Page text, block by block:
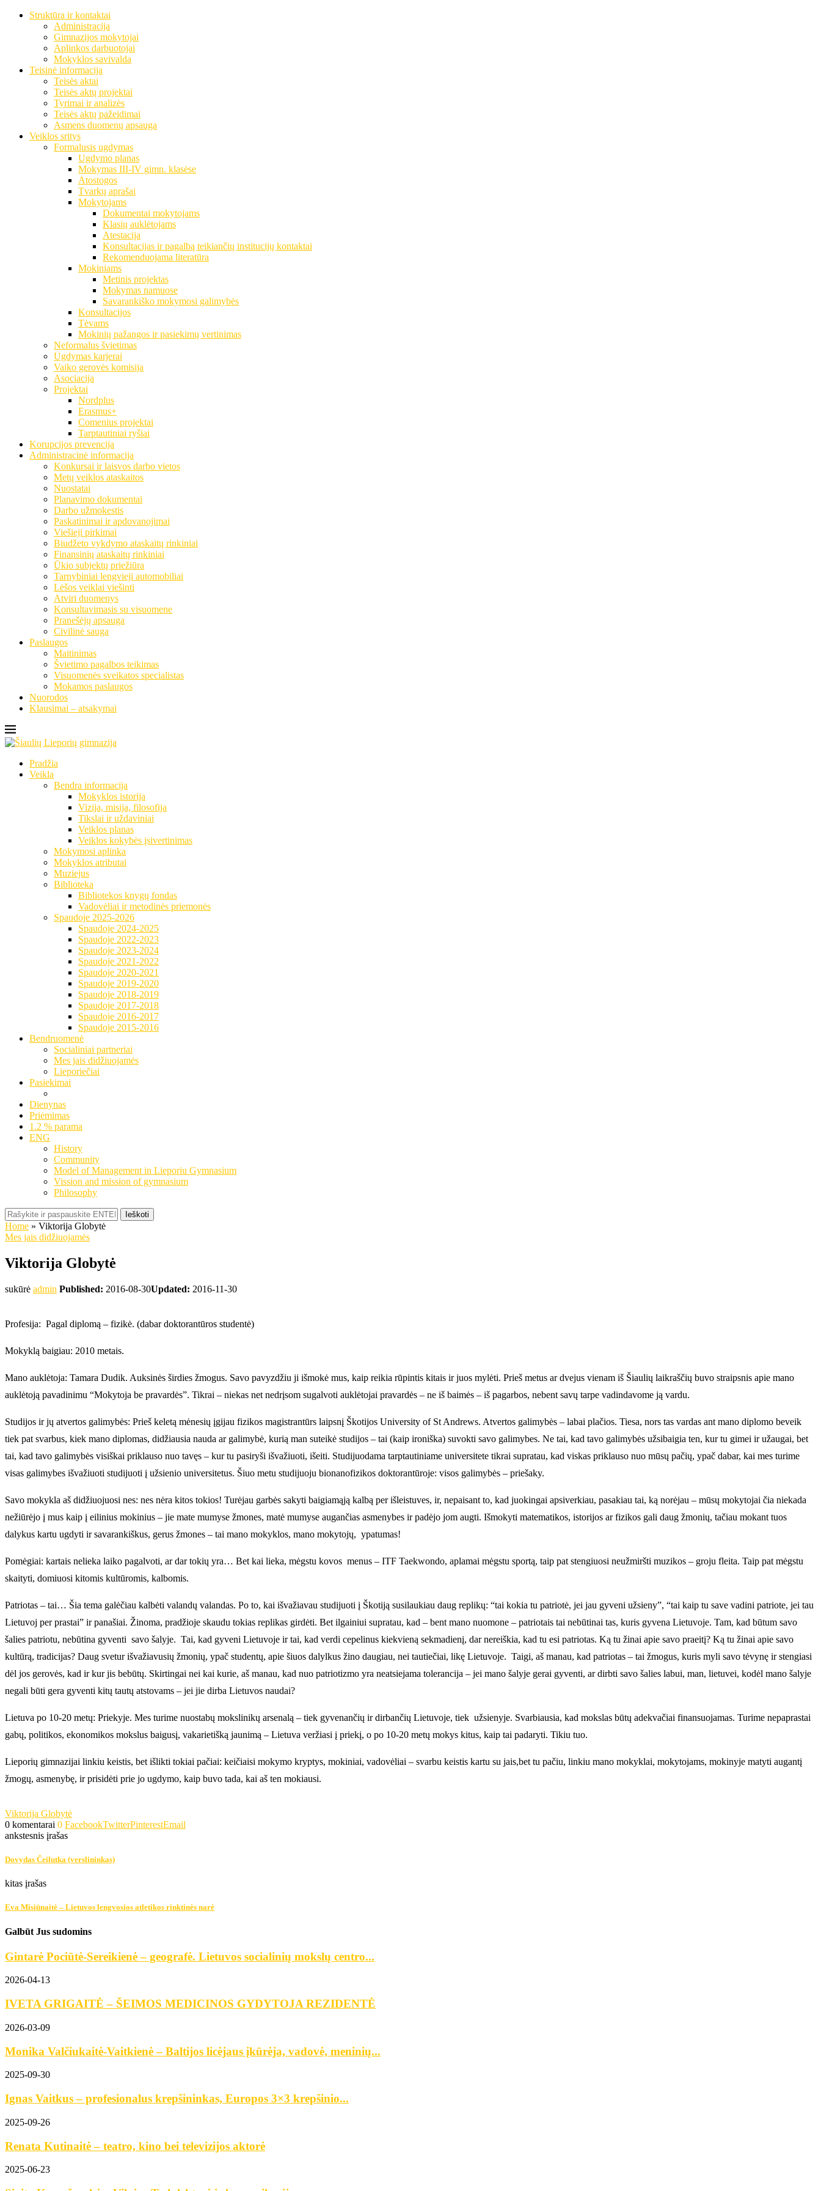
Struktūra ir kontaktai
Administracija
Gimnazijos mokytojai
Aplinkos darbuotojai
Mokyklos savivalda
Teisinė informacija
Teisės aktai
Teisės aktų projektai
Tyrimai ir analizės
Teisės aktų pažeidimai
Asmens duomenų apsauga
Veiklos sritys
Formalusis ugdymas
Ugdymo planas
Mokymas III-IV gimn. klasėse
Atostogos
Tvarkų aprašai
Mokytojams
Dokumentai mokytojams
Klasių auklėtojams
Atestacija
Konsultacijas ir pagalbą teikiančių institucijų kontaktai
Rekomenduojama literatūra
Mokiniams
Metinis projektas
Mokymas namuose
Savarankiško mokymosi galimybės
Konsultacijos
Tėvams
Mokinių pažangos ir pasiekimų vertinimas
Neformalus švietimas
Ugdymas karjerai
Vaiko gerovės komisija
Asociacija
Projektai
Nordplus
Erasmus+
Comenius projektai
Tarptautiniai ryšiai
Korupcijos prevencija
Administracinė informacija
Konkursai ir laisvos darbo vietos
Metų veiklos ataskaitos
Nuostatai
Planavimo dokumentai
Darbo užmokestis
Paskatinimai ir apdovanojimai
Viešieji pirkimai
Biudžeto vykdymo ataskaitų rinkiniai
Finansinių ataskaitų rinkiniai
Ūkio subjektų priežiūra
Tarnybiniai lengvieji automobiliai
Lėšos veiklai viešinti
Atviri duomenys
Konsultavimasis su visuomene
Pranešėjų apsauga
Civilinė sauga
Paslaugos
Maitinimas
Švietimo pagalbos teikimas
Visuomenės sveikatos specialistas
Mokamos paslaugos
Nuorodos
Klausimai – atsakymai
Pradžia
Veikla
Bendra informacija
Mokyklos istorija
Vizija, misija, filosofija
Tikslai ir uždaviniai
Veiklos planas
Veiklos kokybės įsivertinimas
Mokymosi aplinka
Mokyklos atributai
Muziejus
Biblioteka
Bibliotekos knygų fondas
Vadovėliai ir metodinės priemonės
Spaudoje 2025-2026
Spaudoje 2024-2025
Spaudoje 2022-2023
Spaudoje 2023-2024
Spaudoje 2021-2022
Spaudoje 2020-2021
Spaudoje 2019-2020
Spaudoje 2018-2019
Spaudoje 2017-2018
Spaudoje 2016-2017
Spaudoje 2015-2016
Bendruomenė
Socialiniai partneriai
Mes jais didžiuojamės
Lieporiečiai
Pasiekimai
Dienynas
Priėmimas
1.2 % parama
ENG
History
Community
Model of Management in Lieporiu Gymnasium
Vission and mission of gymnasium
Philosophy
Ieškoti
Home » Viktorija Globytė
Mes jais didžiuojamės
Viktorija Globytė
sukūrė admin Published: 2016-08-30Updated: 2016-11-30
Profesija: Pagal diplomą – fizikė. (dabar doktorantūros studentė)
Mokyklą baigiau: 2010 metais.
Mano auklėtoja: Tamara Dudik. Auksinės širdies žmogus. Savo pavyzdžiu ji išmokė mus, kaip reikia rūpintis kitais ir juos mylėti. Prieš metus ar dvejus vienam iš Šiaulių laikraščių buvo straipsnis apie mano
auklėtoją pavadinimu “Mokytoja be pravardės”. Tikrai – niekas net nedrįsom sugalvoti auklėtojai pravardės – ne iš baimės – iš pagarbos, nebent savų tarpe vadindavome ją vardu.
Studijos ir jų atvertos galimybės: Prieš keletą mėnesių įgijau fizikos magistrantūrs laipsnį Škotijos University of St Andrews. Atvertos galimybės – labai plačios. Tiesa, nors tas vardas ant mano diplomo beveik
tiek pat svarbus, kiek mano diplomas, didžiausia nauda ar galimybė, kurią man suteikė studijos – tai (kaip ironiška) suvokti savo galimybes. Ne tai, kad tavo galimybės užsibaigia ten, kur tu gimei ir užaugai, bet
tai, kad tavo galimybės visiškai priklauso nuo tavęs – kur tu pasiryši išvažiuoti, išeiti. Studijuodama tarptautiniame universitete tikrai supratau, kad viskas priklauso nuo mūsų pačių, ypač dabar, kai mes turime
visas galimybes išvažiuoti studijuoti į užsienio universitetus. Šiuo metu studijuoju bionanofizikos doktorantūroje: visos galimybės – priešaky.
Savo mokykla aš didžiuojuosi nes: nes nėra kitos tokios! Turėjau garbės sakyti baigiamąją kalbą per išleistuves, ir, nepaisant to, kad juokingai apsiverkiau, pasakiau tai, ką norėjau – mūsų mokytojai čia niekada
nežiūrėjo į mus kaip į eilinius mokinius – jie mate mumyse žmones, matė mumyse augančias asmenybes ir padėjo jom augti. Išmokyti matematikos, istorijos ar fizikos gali daug žmonių, tačiau mokant tuos
dalykus kartu ugdyti ir savarankiškus, gerus žmones – tai mano mokyklos, mano mokytojų, ypatumas!
Pomėgiai: kartais nelieka laiko pagalvoti, ar dar tokių yra… Bet kai lieka, mėgstu kovos menus – ITF Taekwondo, aplamai mėgstu sportą, taip pat stengiuosi neužmiršti muzikos – groju fleita. Taip pat mėgstu
skaityti, domiuosi kitomis kultūromis, kalbomis.
Patriotas – tai… Šia tema galėčiau kalbėti valandų valandas. Po to, kai išvažiavau studijuoti į Škotiją susilaukiau daug replikų: “tai kokia tu patriotė, jei jau gyveni užsieny”, “tai kaip tu save vadini patriote, jei tau
Lietuvoj per prastai” ir panašiai. Žinoma, pradžioje skaudu tokias replikas girdėti. Bet ilgainiui supratau, kad – bent mano nuomone – patriotais tai nebūtinai tas, kuris gyvena Lietuvoje. Tam, kad būtum savo
šalies patriotu, nebūtina gyventi savo šalyje. Tai, kad gyveni Lietuvoje ir tai, kad verdi cepelinus kiekvieną sekmadienį, dar nereiškia, kad tu esi patriotas. Ką tu žinai apie savo praeitį? Ką tu žinai apie savo
kultūrą, tradicijas? Daug svetur išvažiavusių žmonių, ypač studentų, apie šiuos dalylkus žino daugiau, nei tautiečiai, likę Lietuvoje. Taigi, aš manau, kad patriotas – tai žmogus, kuris myli savo tėvynę ir stengiasi
dėl jos gerovės, kad ir kur jis bebūtų. Skirtingai nei kai kurie, aš manau, kad nuo patriotizmo yra neatsiejama tolerancija – jei mano šalyje gerai gyventi, ar dirbti savo šalies labui, man, lietuvei, kodėl mano šalyje
negali būti gera gyventi kitų tautų atstovams – jei jie dirba Lietuvos naudai?
Lietuva po 10-20 metų: Priekyje. Mes turime nuostabų mokslinikų arsenalą – tiek gyvenančių ir dirbančių Lietuvoje, tiek užsienyje. Svarbiausia, kad mokslas būtų adekvačiai finansuojamas. Turime nepaprastai
gabų, politikos, ekonomikos mokslus baigusį, vakarietišką jaunimą – Lietuva veržiasi į priekį, o po 10-20 metų mokys kitus, kaip tai padaryti. Tikiu tuo.
Lieporių gimnazijai linkiu keistis, bet išlikti tokiai pačiai: keičiaisi mokymo kryptys, mokiniai, vadovėliai – svarbu keistis kartu su jais,bet tu pačiu, linkiu mano mokyklai, mokytojams, mokinyje matyti augantį
žmogų, asmenybę, ir prisidėti prie jo ugdymo, kaip buvo tada, kai aš ten mokiausi.
Viktorija Globytė
0 komentarai 0 FacebookTwitterPinterestEmail
ankstesnis įrašas
Dovydas Čeilutka (verslininkas)
kitas įrašas
Eva Misiūnaitė – Lietuvos lengvosios atletikos rinktinės narė
Galbūt Jus sudomins
Gintarė Pociūtė-Sereikienė – geografė. Lietuvos socialinių mokslų centro...
2026-04-13
IVETA GRIGAITĖ – ŠEIMOS MEDICINOS GYDYTOJA REZIDENTĖ
2026-03-09
Monika Valčiukaitė-Vaitkienė – Baltijos licėjaus įkūrėja, vadovė, meninių...
2025-09-30
Ignas Vaitkus – profesionalus krepšininkas, Europos 3×3 krepšinio...
2025-09-26
Renata Kutinaitė – teatro, kino bei televizijos aktorė
2025-06-23